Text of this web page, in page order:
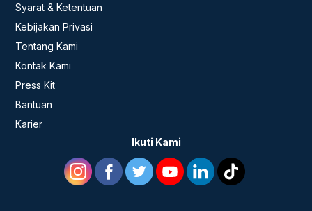
Syarat & Ketentuan
Kebijakan Privasi
Tentang Kami
Kontak Kami
Press Kit
Bantuan
Karier
Ikuti Kami